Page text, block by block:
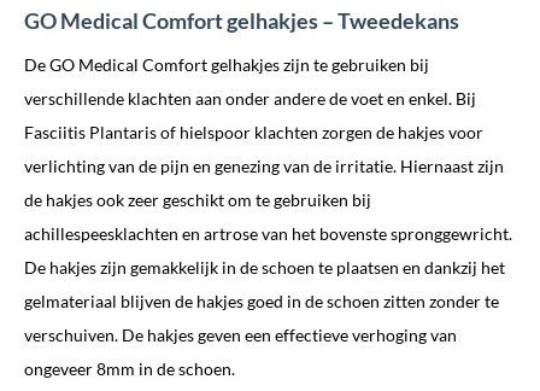
GO Medical Comfort gelhakjes – Tweedekans
De GO Medical Comfort gelhakjes zijn te gebruiken bij
verschillende klachten aan onder andere de voet en enkel. Bij
Fasciitis Plantaris of hielspoor klachten zorgen de hakjes voor
verlichting van de pijn en genezing van de irritatie. Hiernaast zijn
de hakjes ook zeer geschikt om te gebruiken bij
achillespeesklachten en artrose van het bovenste spronggewricht.
De hakjes zijn gemakkelijk in de schoen te plaatsen en dankzij het
gelmateriaal blijven de hakjes goed in de schoen zitten zonder te
verschuiven. De hakjes geven een effectieve verhoging van
ongeveer 8mm in de schoen.